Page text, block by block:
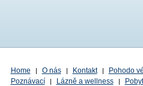
Home | O nás | Kontakt | Pohodo
Poznávací
| Lázně a wellness |